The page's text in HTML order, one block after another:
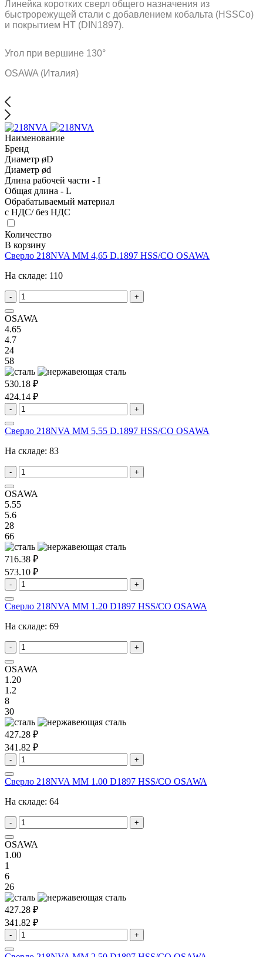
Линейка коротких сверл общего назначения из
быстрорежущей стали с добавлением кобальта (HSSCo)
и покрытием HT (DIN1897).
Угол при вершине 130°
OSAWA (Италия)
Наименование
Бренд
Диаметр øD
Диаметр ød
Длина рабочей части - I
Общая длина - L
Обрабатываемый материал
с НДС/ без НДС
Количество
В корзину
Сверло 218NVA MM 4,65 D.1897 HSS/CO OSAWA
На складе: 110
- +
OSAWA
4.65
4.7
24
58
530.18 ₽
424.14 ₽
- +
Сверло 218NVA MM 5,55 D.1897 HSS/CO OSAWA
На складе: 83
- +
OSAWA
5.55
5.6
28
66
716.38 ₽
573.10 ₽
- +
Сверло 218NVA MM 1.20 D1897 HSS/CO OSAWA
На складе: 69
- +
OSAWA
1.20
1.2
8
30
427.28 ₽
341.82 ₽
- +
Сверло 218NVA MM 1.00 D1897 HSS/CO OSAWA
На складе: 64
- +
OSAWA
1.00
1
6
26
427.28 ₽
341.82 ₽
- +